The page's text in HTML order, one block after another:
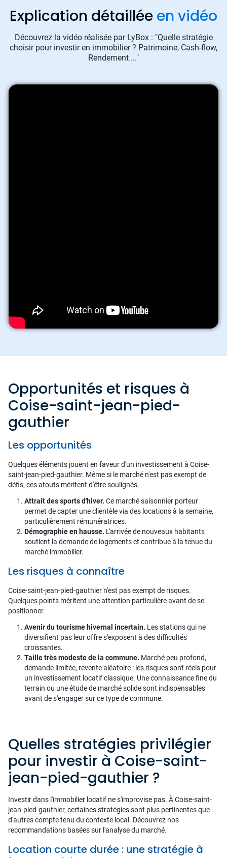
Explication détaillée en vidéo
Découvrez la vidéo réalisée par LyBox : "Quelle stratégie
choisir pour investir en immobilier ? Patrimoine, Cash-flow,
Rendement ..."
Opportunités et risques à
Coise-saint-jean-pied-
gauthier
Les opportunités
Quelques éléments jouent en faveur d'un investissement à Coise-
saint-jean-pied-gauthier. Même si le marché n'est pas exempt de
défis, ces atouts méritent d'être soulignés.
Attrait des sports d'hiver. Ce marché saisonnier porteur
permet de capter une clientèle via des locations à la semaine,
particulièrement rémunératrices.
Démographie en hausse. L'arrivée de nouveaux habitants
soutient la demande de logements et contribue à la tenue du
marché immobilier.
Les risques à connaître
Coise-saint-jean-pied-gauthier n'est pas exempt de risques.
Quelques points méritent une attention particulière avant de se
positionner.
Avenir du tourisme hivernal incertain. Les stations qui ne
diversifient pas leur offre s'exposent à des difficultés
croissantes.
Taille très modeste de la commune. Marché peu profond,
demande limitée, revente aléatoire : les risques sont réels pour
un investissement locatif classique. Une connaissance fine du
terrain ou une étude de marché solide sont indispensables
avant de s'engager sur ce type de commune.
Quelles stratégies privilégier
pour investir à Coise-saint-
jean-pied-gauthier ?
Investir dans l'immobilier locatif ne s'improvise pas. À Coise-saint-
jean-pied-gauthier, certaines stratégies sont plus pertinentes que
d'autres compte tenu du contexte local. Découvrez nos
recommandations basées sur l'analyse du marché.
Location courte durée : une stratégie à